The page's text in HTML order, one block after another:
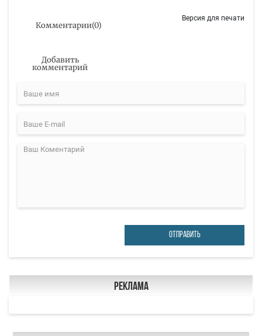
Комментарии(0)
Версия для печати
Добавить
комментарий
ОТПРАВИТЬ
Реклама